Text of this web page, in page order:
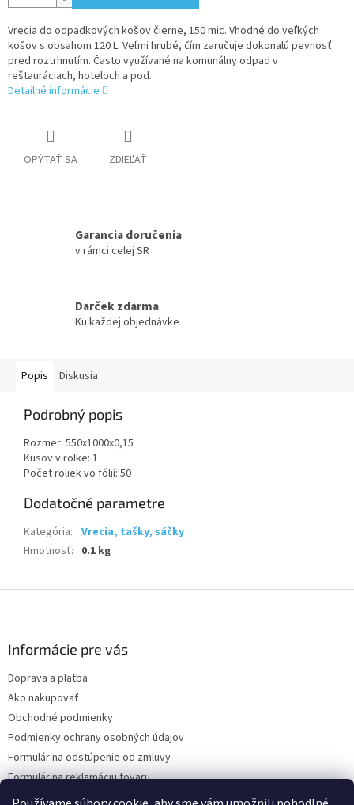
Vrecia do odpadkových košov čierne, 150 mic. Vhodné do veľkých
košov s obsahom 120 L. Veľmi hrubé, čím zaručuje dokonalú pevnosť
pred roztrhnutím. Často využívané na komunálny odpad v
reštauráciach, hoteloch a pod.
Detailné informácie
OPÝTAŤ SA ZDIEĽAŤ
Garancia doručenia
v rámci celej SR
Darček zdarma
Ku každej objednávke
Popis Diskusia
Podrobný popis
Rozmer: 550x1000x0,15
Kusov v rolke: 1
Počet roliek vo fólií: 50
Dodatočné parametre
Kategória: Vrecia, tašky, sáčky
Hmotnosť: 0.1 kg
Informácie pre vás
Doprava a platba
Ako nakupovať
Obchodné podmienky
Podmienky ochrany osobných údajov
Formulár na odstúpenie od zmluvy
Formulár na reklamáciu tovaru
Kontakty